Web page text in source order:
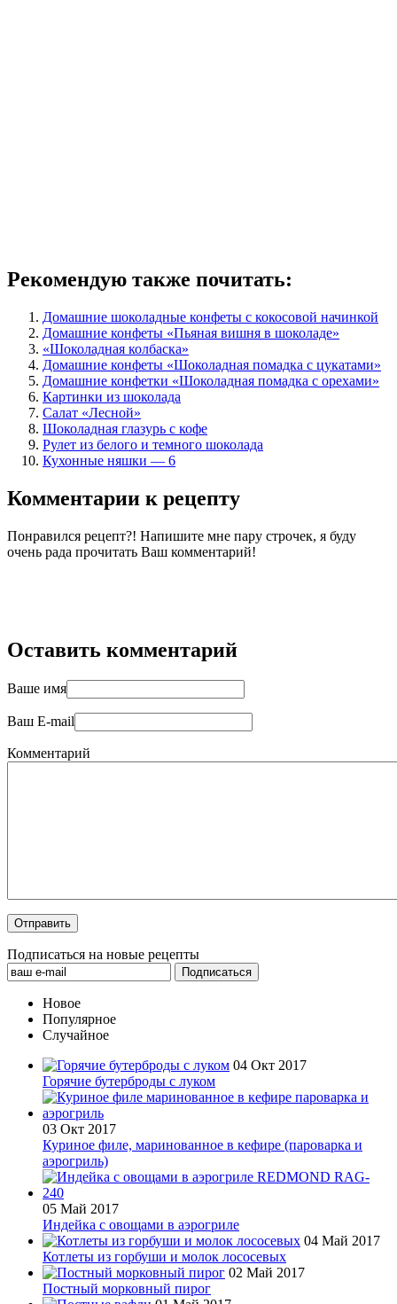
Рекомендую также почитать:
Домашние шоколадные конфеты с кокосовой начинкой
Домашние конфеты «Пьяная вишня в шоколаде»
«Шоколадная колбаска»
Домашние конфеты «Шоколадная помадка с цукатами»
Домашние конфетки «Шоколадная помадка с орехами»
Картинки из шоколада
Салат «Лесной»
Шоколадная глазурь с кофе
Рулет из белого и темного шоколада
Кухонные няшки — 6
Комментарии к рецепту
Понравился рецепт?! Напишите мне пару строчек, я буду
очень рада прочитать Ваш комментарий!
Оставить комментарий
Ваше имя
Ваш E-mail
Комментарий
Подписаться на новые рецепты
Новое
Популярное
Случайное
04 Окт 2017
Горячие бутерброды с луком
03 Окт 2017
Куриное филе, маринованное в кефире (пароварка и
аэрогриль)
05 Май 2017
Индейка с овощами в аэрогриле
04 Май 2017
Котлеты из горбуши и молок лососевых
02 Май 2017
Постный морковный пирог